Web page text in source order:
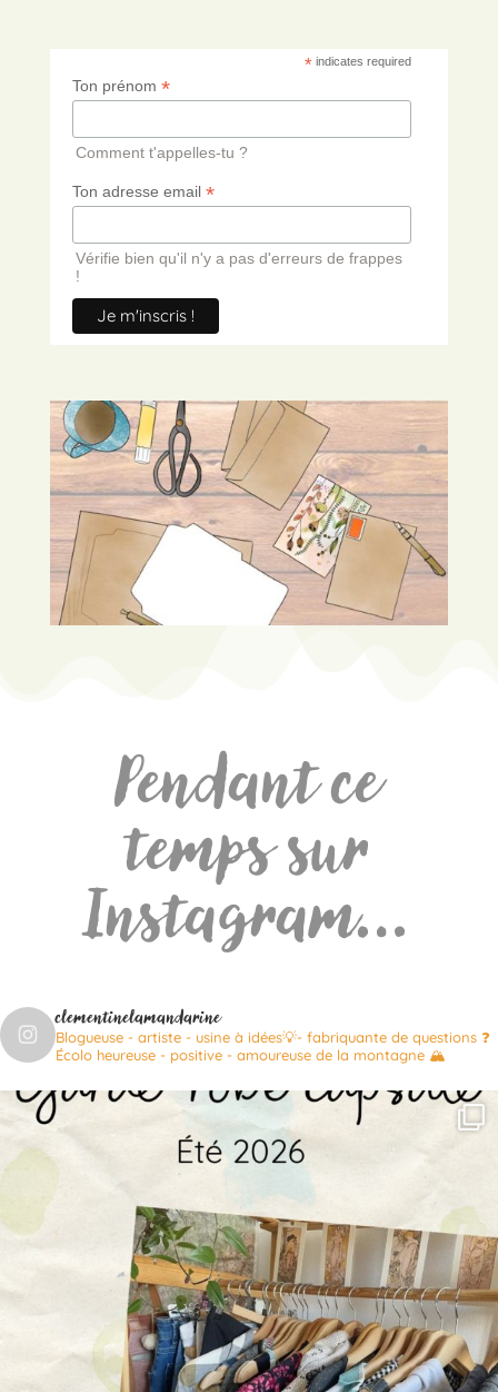
* indicates required
Ton prénom *
Comment t'appelles-tu ?
Ton adresse email *
Vérifie bien qu'il n'y a pas d'erreurs de frappes
!
Pendant ce
temps sur
Instagram…
clementinelamandarine
Blogueuse - artiste - usine à idées💡- fabriquante de questions ❓
Écolo heureuse - positive - amoureuse de la montagne 🏔️